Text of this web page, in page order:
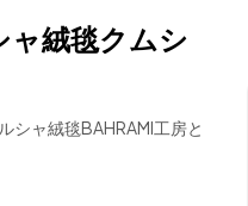
ャ絨毯クムシ
ャ絨毯BAHRAMI工房と